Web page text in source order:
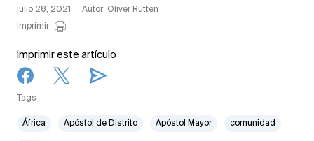
julio 28, 2021
Autor: Oliver Rütten
Imprimir
Imprimir este artículo
Tags
África Apóstol de Distrito Apóstol Mayor comunidad